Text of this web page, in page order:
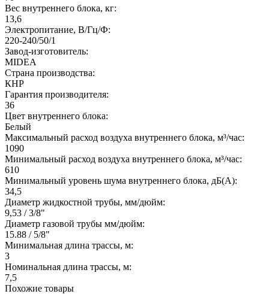
Вес внутреннего блока, кг:
13,6
Электропитание, В/Гц/Ф:
220-240/50/1
Завод-изготовитель:
MIDEA
Страна производства:
КНР
Гарантия производителя:
36
Цвет внутреннего блока:
Белый
Максимальный расход воздуха внутреннего блока, м³/час:
1090
Минимальный расход воздуха внутреннего блока, м³/час:
610
Минимальный уровень шума внутреннего блока, дБ(А):
34,5
Диаметр жидкостной трубы, мм/дюйм:
9,53 / 3/8"
Диаметр газовой трубы мм/дюйм:
15.88 / 5/8"
Минимальная длина трассы, м:
3
Номинальная длина трассы, м:
7,5
Похожие товары